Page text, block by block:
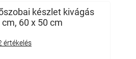
készlet kivágás
60 x 50 cm
értékelés